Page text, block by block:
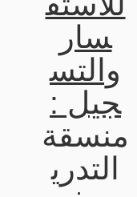
سار
والتس
جيل :
منسقة
التدري